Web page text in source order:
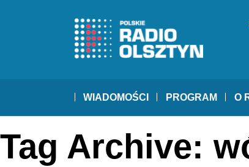
WIADOMOŚCI PROGRAM O
Tag Archive: